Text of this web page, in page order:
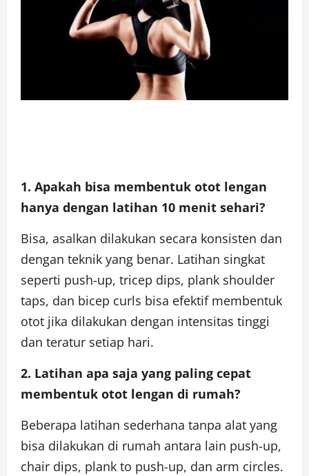
1. Apakah bisa membentuk otot lengan
hanya dengan latihan 10 menit sehari?
Bisa, asalkan dilakukan secara konsisten dan
dengan teknik yang benar. Latihan singkat
seperti push-up, tricep dips, plank shoulder
taps, dan bicep curls bisa efektif membentuk
otot jika dilakukan dengan intensitas tinggi
dan teratur setiap hari.
2. Latihan apa saja yang paling cepat
membentuk otot lengan di rumah?
Beberapa latihan sederhana tanpa alat yang
bisa dilakukan di rumah antara lain push-up,
chair dips, plank to push-up, dan arm circles.